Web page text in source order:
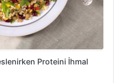
Proteini İhmal